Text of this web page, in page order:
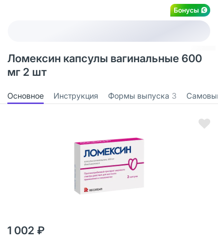
Бонусы
Ломексин капсулы вагинальные 600
мг 2 шт
Основное Инструкция Формы выпуска 3
1 002 ₽